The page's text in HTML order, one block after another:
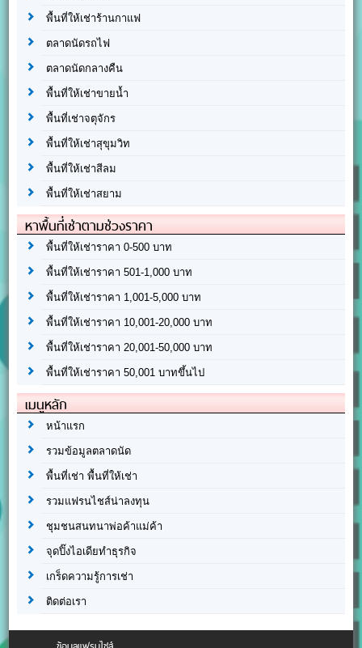
พื้นที่ให้เช่าร้านกาแฟ
ตลาดนัดรถไฟ
ตลาดนัดกลางคืน
พื้นที่ให้เช่าขายน้ำ
พื้นที่เช่าจตุจักร
พื้นที่ให้เช่าสุขุมวิท
พื้นที่ให้เช่าสีลม
พื้นที่ให้เช่าสยาม
หาพื้นที่เช่าตามช่วงราคา
พื้นที่ให้เช่าราคา 0-500 บาท
พื้นที่ให้เช่าราคา 501-1,000 บาท
พื้นที่ให้เช่าราคา 1,001-5,000 บาท
พื้นที่ให้เช่าราคา 10,001-20,000 บาท
พื้นที่ให้เช่าราคา 20,001-50,000 บาท
พื้นที่ให้เช่าราคา 50,001 บาทขึ้นไป
เมนูหลัก
หน้าแรก
รวมข้อมูลตลาดนัด
พื้นที่เช่า พื้นที่ให้เช่า
รวมแฟรนไชส์น่าลงทุน
ชุมชนสนทนาพ่อค้าแม่ค้า
จุดปิ๊งไอเดียทำธุรกิจ
เกร็ดความรู้การเช่า
ติดต่อเรา